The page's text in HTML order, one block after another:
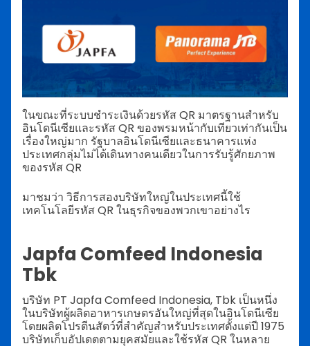
ในขณะที่ระบบชำระเงินด้วยรหัส QR มาตรฐานสำหรับ
อินโดนีเซียและรหัส QR ของพรมหน้ากับเทียวเท่ากันเป็น
เรื่องใหญ่มาก รัฐบาลอินโดนีเซียและธนาคารแห่ง
ประเทศกลุ่มไม่ได้เดินทางคนเดียวในการรับรู้ศักยภาพ
ของรหัส QR
มาชมว่า วิธีการสองบริษัทใหญ่ในประเทศนี้ใช้
เทคโนโลยีรหัส QR ในธุรกิจของพวกเขาอย่างไร
Japfa Comfeed Indonesia
Tbk
บริษัท PT Japfa Comfeed Indonesia, Tbk เป็นหนึ่ง
ในบริษัทผู้ผลิตอาหารเกษตรอันใหญ่ที่สุดในอินโดนีเซีย
โดยผลิตโปรตีนสัตว์ที่สำคัญสำหรับประเทศตั้งแต่ปี 1975
บริษัทเก็บอัปเดตตามยุคสมัยและใช้รหัส QR ในหลาย